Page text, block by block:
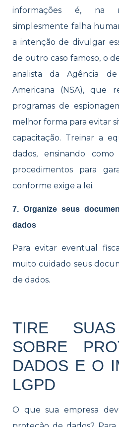
informações é, na
simplesmente falha
a intenção de divulgar
de outro caso famoso, o
analista da Agência de
Americana (NSA), que
programas de
melhor forma para evitar
capacitação. Treinar a
dados, ensinando
procedimentos para
conforme exige a lei.
7. Organize seus
dados
Para evitar eventual
muito cuidado seus
de dados.
TIRE
SOBRE
DADOS E O
LGPD
O que sua empresa